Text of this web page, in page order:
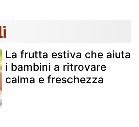
La frutta estiva che aiuta
i bambini a ritrovare
calma e freschezza